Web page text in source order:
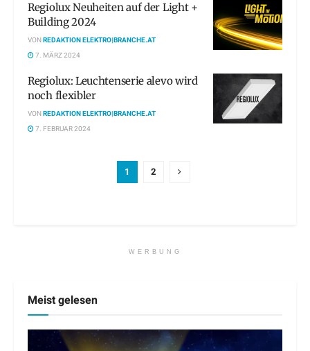
Regiolux Neuheiten auf der Light +
Building 2024
VONREDAKTION ELEKTRO|BRANCHE.AT
7. MÄRZ 2024
Regiolux: Leuchtenserie alevo wird
noch flexibler
VONREDAKTION ELEKTRO|BRANCHE.AT
7. FEBRUAR 2024
1 2
WERBUNG
Meist gelesen